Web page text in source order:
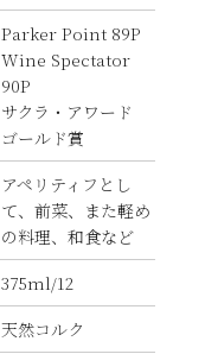
Parker Point 89P
Wine Spectator
90P
サクラ・アワード
ゴールド賞
アペリティフとし
て、前菜、また軽め
の料理、和食など
375ml/12
天然コルク